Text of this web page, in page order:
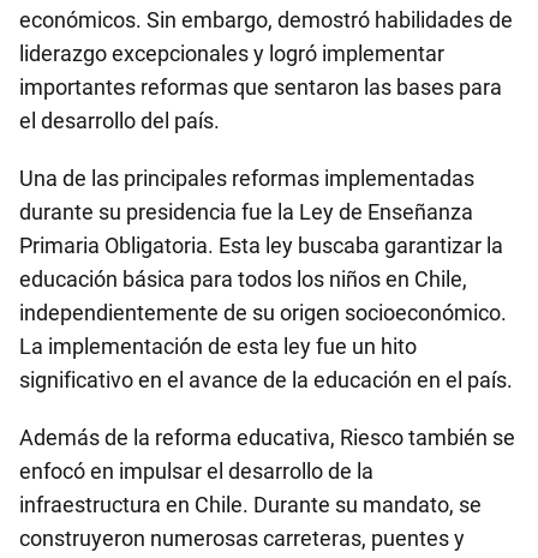
económicos. Sin embargo, demostró habilidades de
liderazgo excepcionales y logró implementar
importantes reformas que sentaron las bases para
el desarrollo del país.
Una de las principales reformas implementadas
durante su presidencia fue la Ley de Enseñanza
Primaria Obligatoria. Esta ley buscaba garantizar la
educación básica para todos los niños en Chile,
independientemente de su origen socioeconómico.
La implementación de esta ley fue un hito
significativo en el avance de la educación en el país.
Además de la reforma educativa, Riesco también se
enfocó en impulsar el desarrollo de la
infraestructura en Chile. Durante su mandato, se
construyeron numerosas carreteras, puentes y